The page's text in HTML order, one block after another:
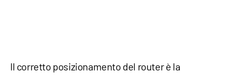
Il corretto posizionamento del router è la